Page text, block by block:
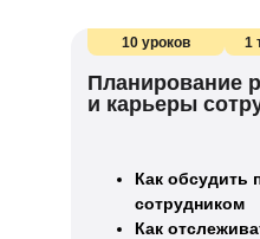
10 уроков 1
Планирование
и карьеры
Как обсудить
сотрудником
Как